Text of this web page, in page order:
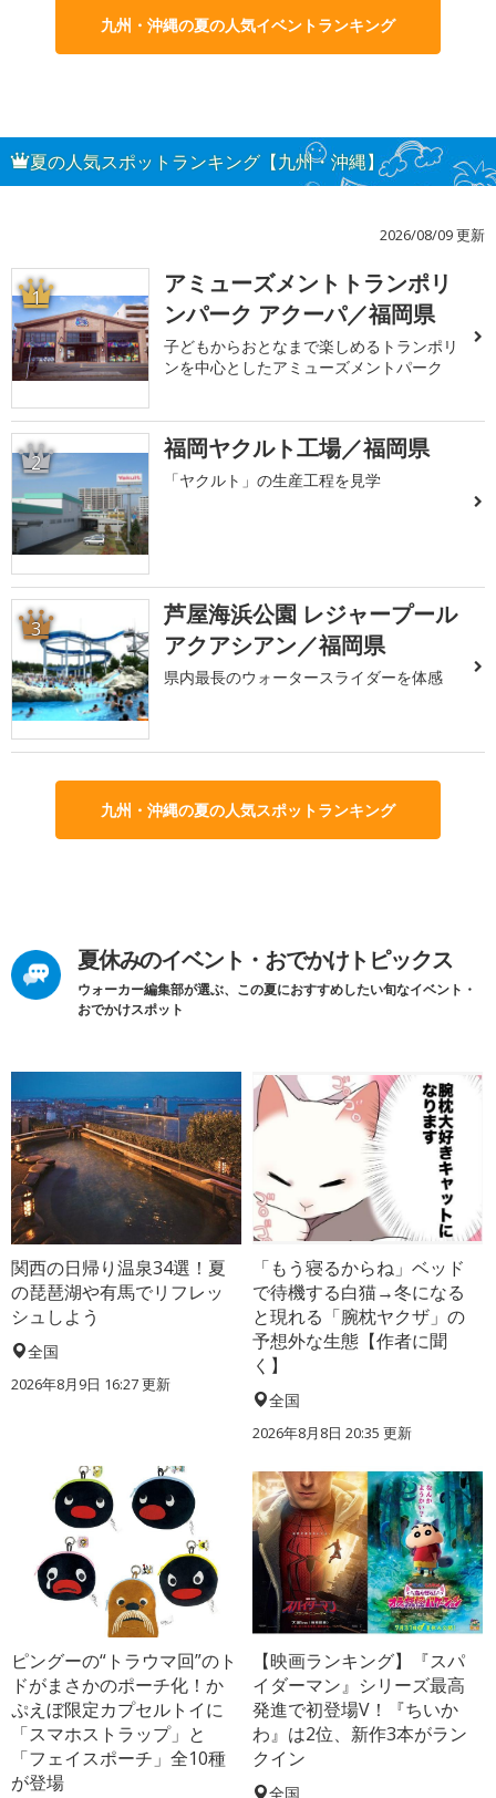
九州・沖縄の夏の人気イベントランキング
夏の人気スポットランキング【九州・沖縄】
2026/08/09 更新
1
アミューズメントトランポリ
ンパーク アクーパ／福岡県
子どもからおとなまで楽しめるトランポリ
ンを中心としたアミューズメントパーク
2 福岡ヤクルト工場／福岡県
「ヤクルト」の生産工程を見学
3
芦屋海浜公園 レジャープール
アクアシアン／福岡県
県内最長のウォータースライダーを体感
九州・沖縄の夏の人気スポットランキング
夏休みのイベント・おでかけトピックス
ウォーカー編集部が選ぶ、この夏におすすめしたい旬なイベント・
おでかけスポット
関西の日帰り温泉34選！夏
の琵琶湖や有馬でリフレッ
シュしよう
全国
2026年8月9日 16:27更新
「もう寝るからね」ベッド
で待機する白猫→冬になる
と現れる「腕枕ヤクザ」の
予想外な生態【作者に聞
く】
全国
2026年8月8日 20:35 更新
ピングーの“トラウマ回”のト
ドがまさかのポーチ化！か
ぷえぼ限定カプセルトイに
「スマホストラップ」と
「フェイスポーチ」全10種
が登場
【映画ランキング】『スパ
イダーマン』シリーズ最高
発進で初登場V！『ちいか
わ』は2位、新作3本がラン
クイン
全国